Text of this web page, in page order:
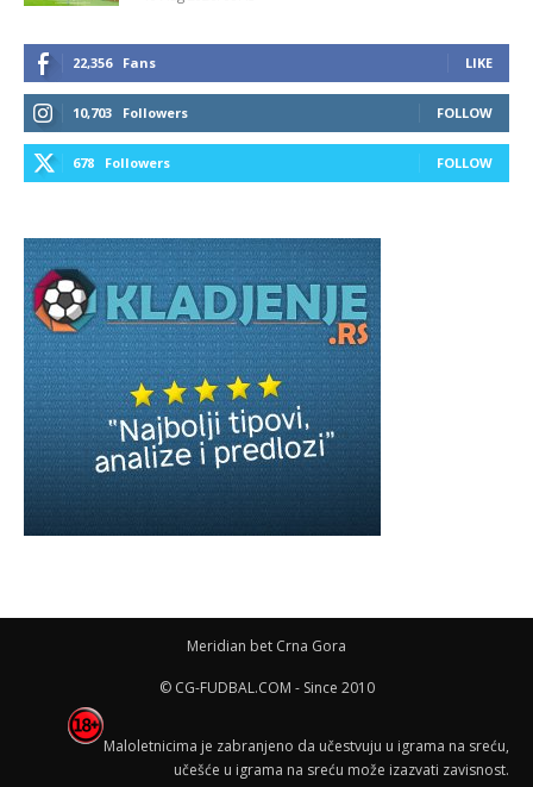
22,356 Fans LIKE
10,703 Followers FOLLOW
678 Followers FOLLOW
Meridian bet Crna Gora
© CG-FUDBAL.COM - Since 2010
Maloletnicima je zabranjeno da učestvuju u igrama na sreću,
učešće u igrama na sreću može izazvati zavisnost.